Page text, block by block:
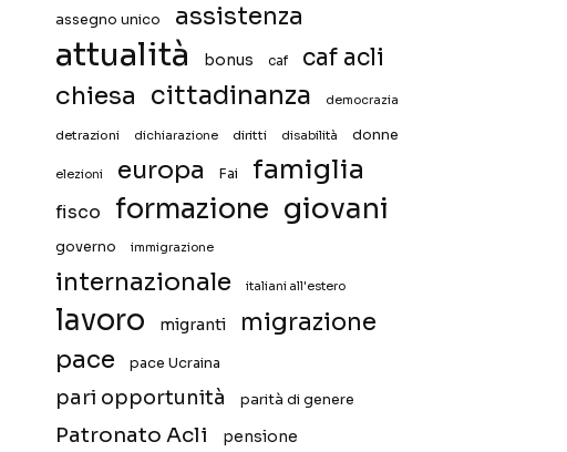
assegno unico assistenza
attualità bonus caf caf acli
chiesa cittadinanza democrazia
detrazioni dichiarazione diritti disabilità donne
elezioni europa Fai famiglia
fisco formazione giovani
governo immigrazione
internazionale italiani all'estero
lavoro migranti
migrazione
pace
pace Ucraina
pari opportunità parità di genere
Patronato Acli pensione